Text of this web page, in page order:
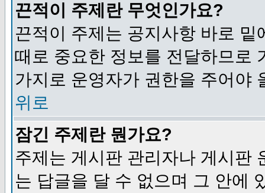
끈적이 주제란 무엇인가요?
끈적이 주제는 공지사항 바로
때로 중요한 정보를 전달하므로
가지로 운영자가 권한을 주어야
위로
잠긴 주제란 뭔가요?
주제는 게시판 관리자나 게시판
는 답글을 달 수 없으며 그 안에